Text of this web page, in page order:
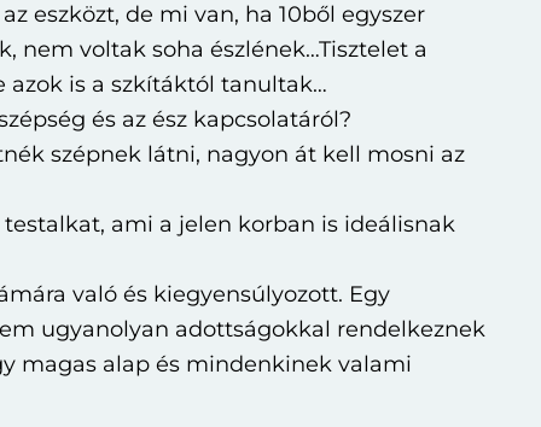
eszközt, de mi van, ha 10ből egyszer
nem voltak soha észlének…Tisztelet a
azok is a szkítáktól tanultak…
és az ész kapcsolatáról?
szépnek látni, nagyon át kell mosni az
ami a jelen korban is ideálisnak
való és kiegyensúlyozott. Egy
ugyanolyan adottságokkal rendelkeznek
magas alap és mindenkinek valami